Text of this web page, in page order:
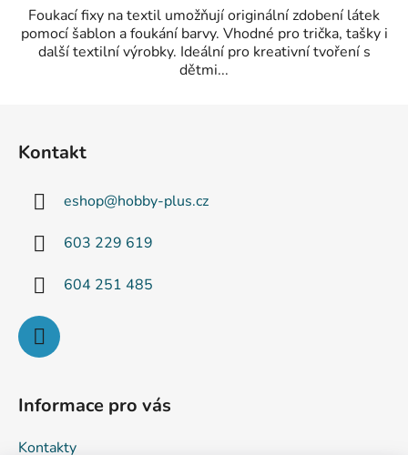
Foukací fixy na textil umožňují originální zdobení látek
pomocí šablon a foukání barvy. Vhodné pro trička, tašky i
další textilní výrobky. Ideální pro kreativní tvoření s
dětmi...
Kontakt
eshop@hobby-plus.cz
603 229 619
604 251 485
Informace pro vás
Kontakty